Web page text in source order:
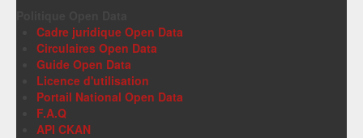
Cadre juridique Open Data
Circulaires Open Data
Guide Open Data
Licence d'utilisation
Portail National Open Data
F.A.Q
API CKAN